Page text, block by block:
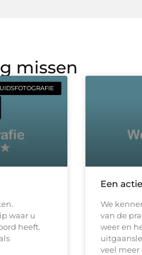
missen
waar u
heeft.
Een
We
van de
weer en
veel meer